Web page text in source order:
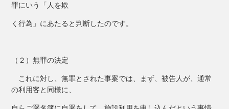
罪にいう「人を欺
く行為」にあたると判断したのです。
（２）無罪の決定
これに対し、無罪とされた事案では、まず、被告人が、通常
の利用客と同様に、